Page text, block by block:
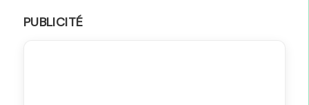
PUBLICITÉ